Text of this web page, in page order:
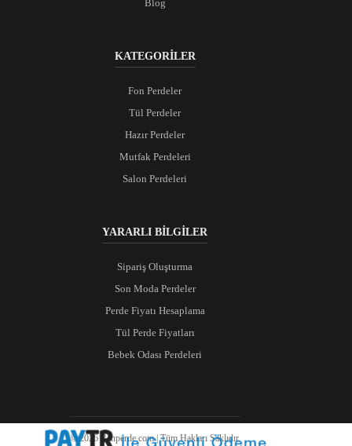
Blog
KATEGORİLER
Fon Perdeler
Tül Perdeler
Hazır Perdeler
Mutfak Perdeleri
Salon Perdeleri
YARARLI BİLGİLER
Sipariş Oluşturma
Son Moda Perdeler
Perde Fiyatı Hesaplama
Tül Perde Fiyatları
Bebek Odası Perdeleri
© 2026 Ranperde.com | Tüm Hakları Saklıdır.